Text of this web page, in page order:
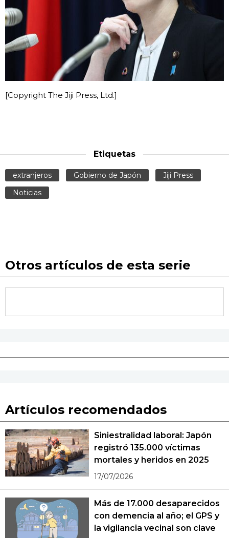
[Copyright The Jiji Press, Ltd.]
Etiquetas
extranjeros Gobierno de Japón
Jiji Press
Noticias
Otros artículos de esta serie
Artículos recomendados
Siniestralidad laboral: Japón
registró 135.000 víctimas
mortales y heridos en 2025
17/07/2026
Más de 17.000 desaparecidos
con demencia al año; el GPS y
la vigilancia vecinal son clave